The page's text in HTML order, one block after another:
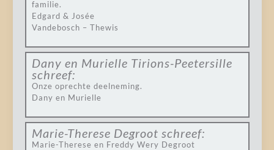
familie.
Edgard & Josée
Vandebosch – Thewis
Dany en Murielle Tirions-Peetersille
schreef:
Onze oprechte deelneming.
Dany en Murielle
Marie-Therese Degroot schreef:
Marie-Therese en Freddy Wery Degroot